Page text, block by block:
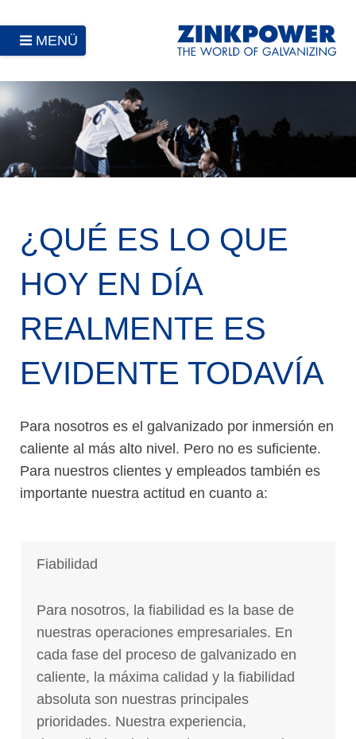
MENÜ
¿QUÉ ES LO QUE
HOY EN DÍA
REALMENTE ES
EVIDENTE TODAVÍA
Para nosotros es el galvanizado por inmersión en
caliente al más alto nivel. Pero no es suficiente.
Para nuestros clientes y empleados también es
importante nuestra actitud en cuanto a:
Fiabilidad
Para nosotros, la fiabilidad es la base de
nuestras operaciones empresariales. En
cada fase del proceso de galvanizado en
caliente, la máxima calidad y la fiabilidad
absoluta son nuestras principales
prioridades. Nuestra experiencia,